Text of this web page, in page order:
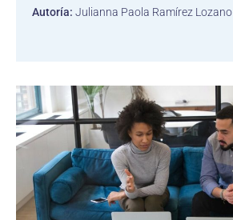
Autoría: Julianna Paola Ramírez Lozano